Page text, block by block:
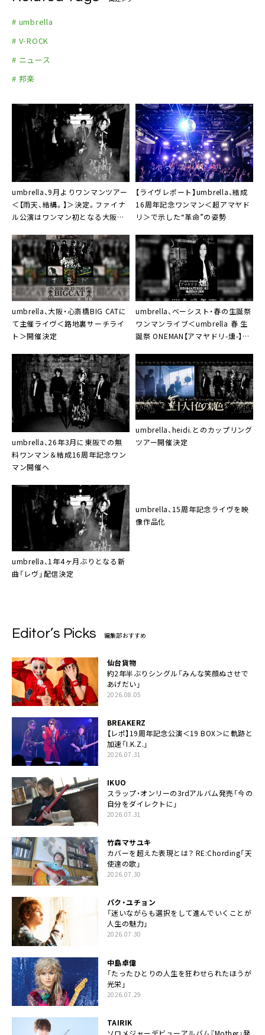
# umbrella
# V-ROCK
# ニュース
# 邦楽
umbrella、9月よりワンマンツアー
＜【雨天、結構。】＞決定。ファイナ
ル公演はワンマン初となる大阪
【ライヴレポート】umbrella、結成
16周年記念ワンマン＜超アマヤド
リ＞で示した“革命”の姿勢
umbrella、大阪・心斎橋BIG CATに
て主催ライヴ＜路地裏サーチライ
ト＞開催決定
umbrella、ベーシスト・春の生誕祭
ワンマンライブ＜umbrella 春 生
誕祭 ONEMAN【アマヤドリ-燻-】＞
umbrella、26年3月に東阪での無
料ワンマン＆結成16周年記念ワン
マン開催へ
umbrella、heidi.とのカップリング
ツアー開催決定
umbrella、1年4ヶ月ぶりとなる新
曲「レヴ」配信決定
umbrella、15周年記念ライヴを映
像作品化
Editor’s Picks 編集部おすすめ
仙台貨物
約2年半ぶりシングル「みんな笑顔ぬさせで
あげだい」
2026.08.05
BREAKERZ
【レポ】19周年記念公演＜19 BOX＞に軌跡と
加速「I.K.Z.」
2026.07.31
IKUO
スラップ・オンリーの3rdアルバム発売「今の
自分をダイレクトに」
2026.07.31
竹森マサユキ
カバーを超えた表現とは？ RE:Chording「天
使達の歌」
2026.07.30
パク・ユチョン
「迷いながらも選択をして進んでいくことが
人生の魅力」
2026.07.30
中島卓偉
「たったひとりの人生を狂わせられたほうが
光栄」
2026.07.29
TAIRIK
ソロメジャーデビューアルバム『Mother』発